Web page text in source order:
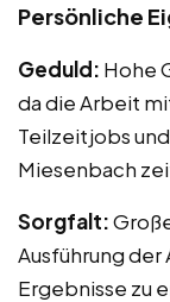
Persönliche
Geduld: Hohe
da die Arbeit
Teilzeitjobs
Miesenbach
Sorgfalt:
Ausführung
Ergebnisse zu